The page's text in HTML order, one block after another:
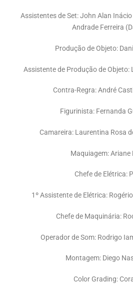
Assistentes de Set: John Alan
Andrade Ferreira
Produção de Objeto:
Assistente de Produção de Objeto:
Contra-Regra: André
Figurinista: Fernanda
Camareira: Laurentina Rosa
Maquiagem: Ariane
Chefe de Elétrica:
1º Assistente de Elétrica:
Chefe de Maquinária:
Operador de Som: Rodrigo
Montagem: Diego
Color Grading: